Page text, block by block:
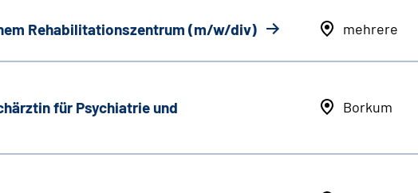
Rehabilitationszentrum (m/w/div) mehrere
für Psychiatrie und
Borkum